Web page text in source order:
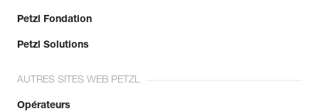
Petzl Fondation
Petzl Solutions
AUTRES SITES WEB PETZL
Opérateurs